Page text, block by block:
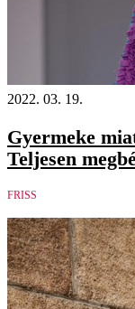
2022. 03. 19.
Gyermeke
Teljesen
FRISS